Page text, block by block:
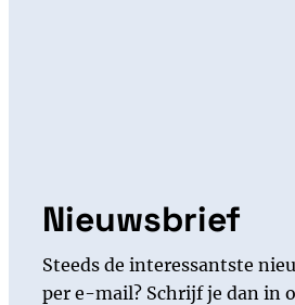
Nieuwsbrief
Steeds de interessantste
per e-mail? Schrijf je dan in